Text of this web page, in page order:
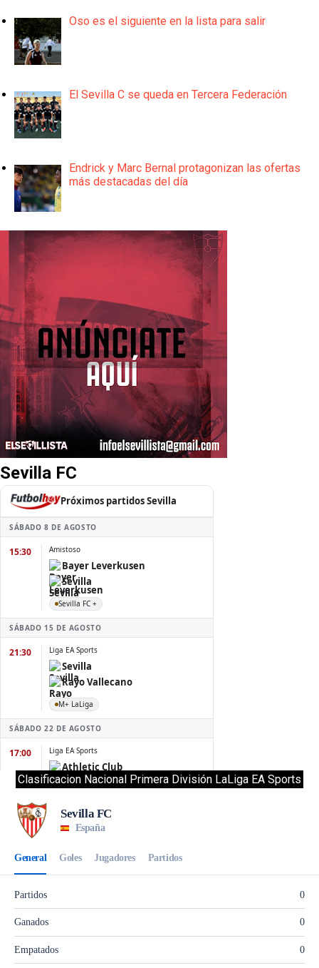
Oso es el siguiente en la lista para salir
El Sevilla C se queda en Tercera Federación
Endrick y Marc Bernal protagonizan las ofertas
más destacadas del día
Sevilla FC
Clasificacion Nacional Primera División LaLiga EA Sports